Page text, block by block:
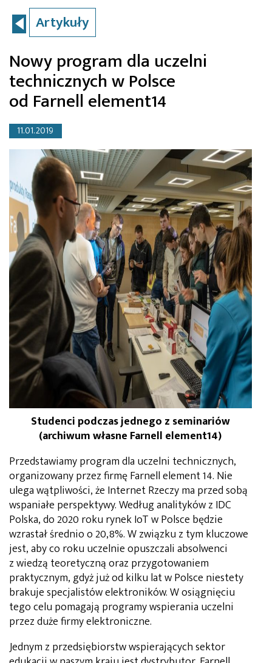
Artykuły
Nowy program dla uczelni
technicznych w Polsce
od Farnell element14
11.01.2019
Studenci podczas jednego z seminariów
(archiwum własne Farnell element14)
Przedstawiamy program dla uczelni technicznych,
organizowany przez firmę Farnell element 14. Nie
ulega wątpliwości, że Internet Rzeczy ma przed sobą
wspaniałe perspektywy. Według analityków z IDC
Polska, do 2020 roku rynek IoT w Polsce będzie
wzrastał średnio o 20,8%. W związku z tym kluczowe
jest, aby co roku uczelnie opuszczali absolwenci
z wiedzą teoretyczną oraz przygotowaniem
praktycznym, gdyż już od kilku lat w Polsce niestety
brakuje specjalistów elektroników. W osiągnięciu
tego celu pomagają programy wspierania uczelni
przez duże firmy elektroniczne.
Jednym z przedsiębiorstw wspierających sektor